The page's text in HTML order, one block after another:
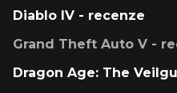
Diablo IV - recenze
Grand Theft Auto V -
Dragon Age: The